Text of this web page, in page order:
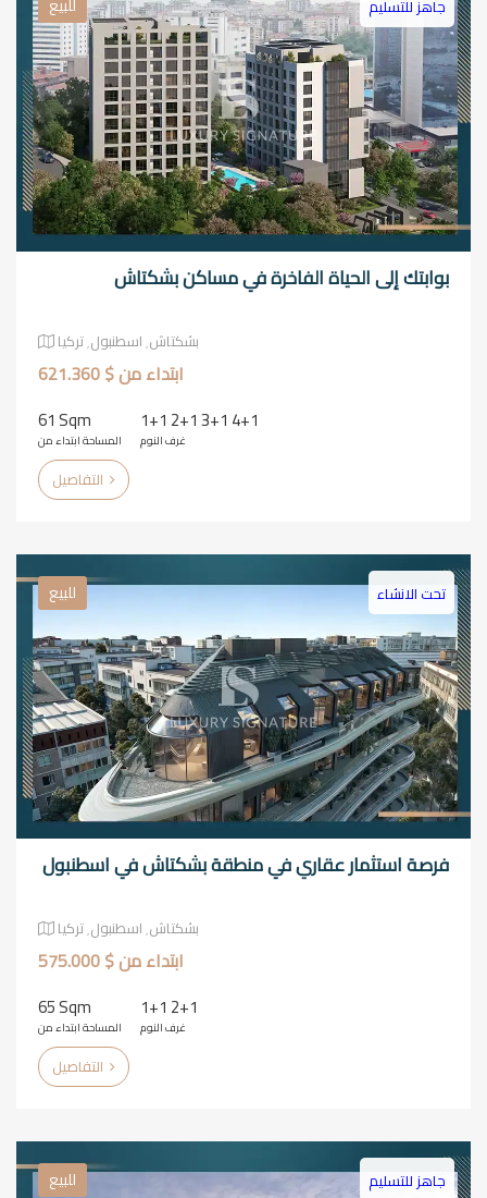
جاهز للتسليم
بوابتك إلى الحياة الفاخرة في مساكن بشكتاش
بشكتاش٬ اسطنبول٬ تركيا
ابتداء من $ 621.360
61 Sqm
المساحة ابتداء من
1+1 2+1 3+1 4+1
غرف النوم
للبيع تحت الانشاء
فرصة استثمار عقاري في منطقة بشكتاش في اسطنبول
بشكتاش٬ اسطنبول٬ تركيا
ابتداء من $ 575.000
65 Sqm
المساحة ابتداء من
1+1 2+1
غرف النوم
للبيع جاهز للتسليم